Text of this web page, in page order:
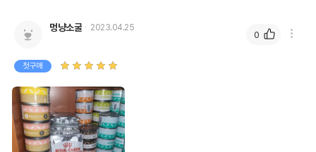
멍냥소굴 2023.04.25
첫구매
0